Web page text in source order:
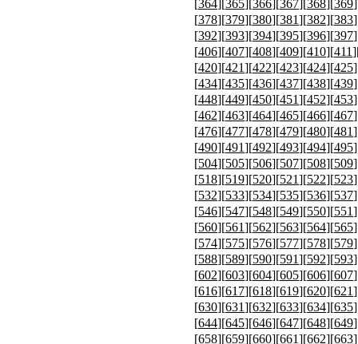
[364][365][366][367][368][369
[378][379][380][381][382][383
[392][393][394][395][396][397
[406][407][408][409][410][411
[420][421][422][423][424][425
[434][435][436][437][438][439
[448][449][450][451][452][453
[462][463][464][465][466][467
[476][477][478][479][480][481
[490][491][492][493][494][495
[504][505][506][507][508][509
[518][519][520][521][522][523
[532][533][534][535][536][537
[546][547][548][549][550][551
[560][561][562][563][564][565
[574][575][576][577][578][579
[588][589][590][591][592][593
[602][603][604][605][606][607
[616][617][618][619][620][621
[630][631][632][633][634][635
[644][645][646][647][648][649
[658][659][660][661][662][663